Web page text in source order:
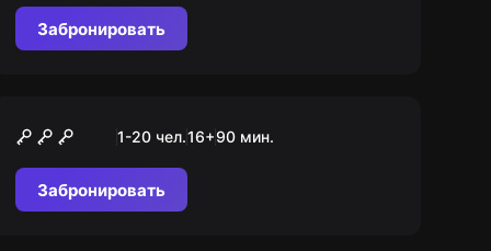
Забронировать
Тайны Зеленоградска
1-20 чел.16+90 мин.
Забронировать